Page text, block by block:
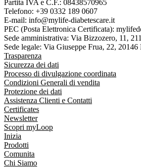
Partita IVA e C.F.: 08438570965
Telefono: +39 0332 189 0607
E-mail: info@mylife-diabetescare.it
PEC (Posta Elettronica Certificata):
Sede amministrativa: Via Bizzozero, 11,
Sede legale: Via Giuseppe Frua, 22,
Trasparenza
Sicurezza dei dati
Processo di divulgazione coordinata
Condizioni Generali di vendita
Protezione dei dati
Assistenza Clienti e Contatti
Certificates
Newsletter
Scopri myLoop
Inizia
Prodotti
Comunita
Chi Siamo